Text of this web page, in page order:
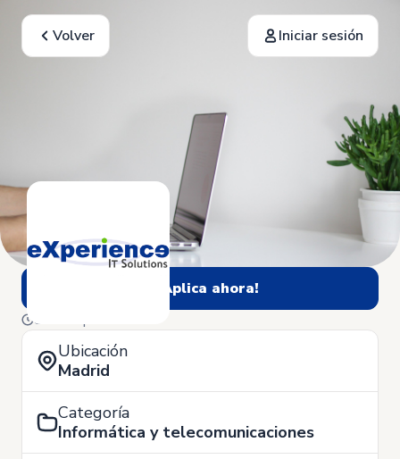
Volver Iniciar sesión
¡Aplica ahora!
8 de Septiembre
Ubicación
Madrid
Categoría
Informática y telecomunicaciones